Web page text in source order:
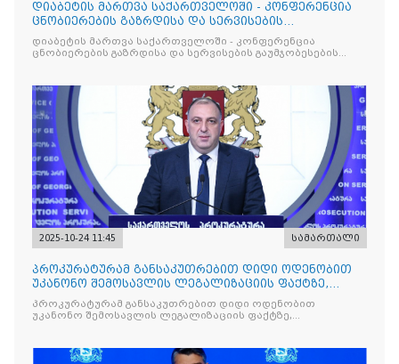
დიაბეტის მართვა საქართველოში - კონფერენცია
ცნობიერების გაზრდისა და სერვისების
გაუმჯობესების მიზნით
დიაბეტის მართვა საქართველოში - კონფერენცია
ცნობიერების გაზრდისა და სერვისების გაუმჯობესების
2025-10-24 11:45 სამართალი
პროკურატურამ განსაკუთრებით დიდი ოდენობით
უკანონო შემოსავლის ლეგალიზაციის ფაქტზე,
საქართველოს ყოფილ პ
პროკურატურამ განსაკუთრებით დიდი ოდენობით
უკანონო შემოსავლის ლეგალიზაციის ფაქტზე,